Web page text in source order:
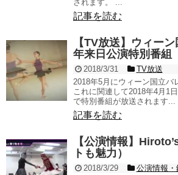
されます。 ...
記事を読む
【TV放送】ウィー
年来日公演特別番組
2018/3/31
TV放送
2018年5月にウィーン国立バ
これに関連して2018年4月1
で特別番組が放送されます...
記事を読む
【公演情報】
トも魅力）
2018/3/29
公演情報・